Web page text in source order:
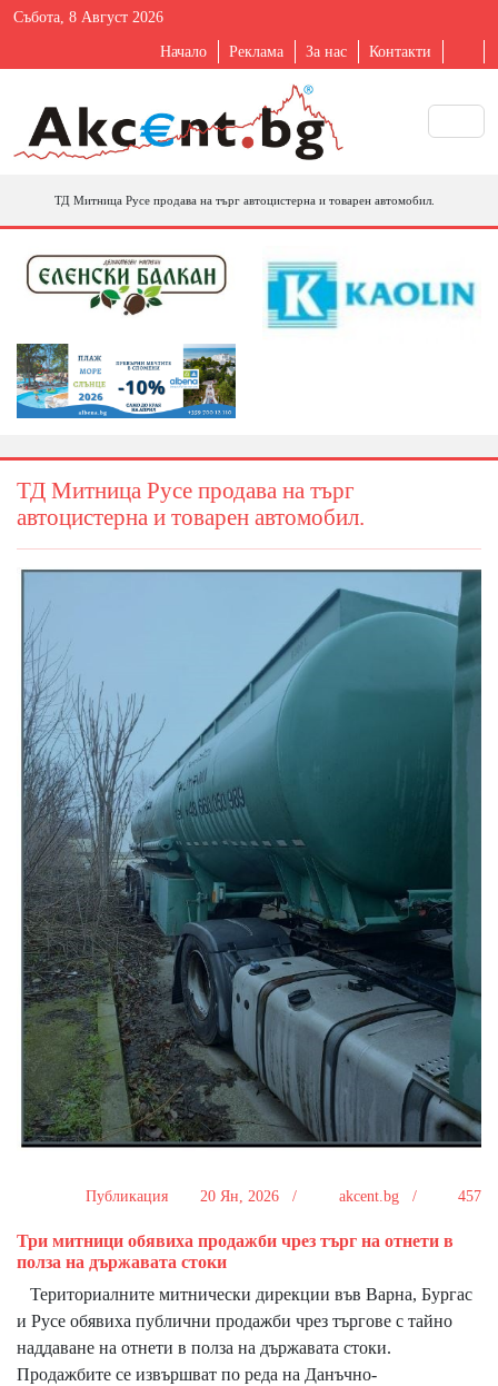
Събота, 8 Август 2026
Начало Реклама За нас Контакти
ТД Митница Русе продава на търг автоцистерна и товарен автомобил.
ТД Митница Русе продава на търг
автоцистерна и товарен автомобил.
Публикация 20 Ян, 2026 / akcent.bg / 457
Три митници обявиха продажби чрез търг на отнети в
полза на държавата стоки
Териториалните митнически дирекции във Варна, Бургас
и Русе обявиха публични продажби чрез търгове с тайно
наддаване на отнети в полза на държавата стоки.
Продажбите се извършват по реда на Данъчно-